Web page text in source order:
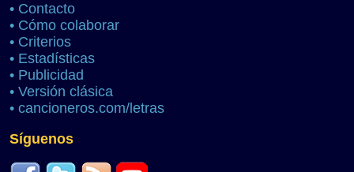
• Contacto
• Cómo colaborar
• Criterios
• Estadísticas
• Publicidad
• Versión clásica
• cancioneros.com/letras
Síguenos